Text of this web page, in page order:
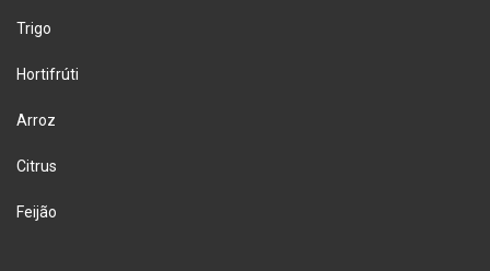
Trigo
Hortifrúti
Arroz
Citrus
Feijão